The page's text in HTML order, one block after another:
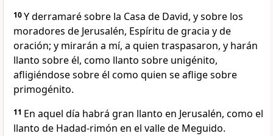
10Y derramaré sobre la Casa de David, y sobre los
moradores de Jerusalén, Espíritu de gracia y de
oración; y mirarán a mí, a quien traspasaron, y harán
llanto sobre él, como llanto sobre unigénito,
afligiéndose sobre él como quien se aflige sobre
primogénito.
11 En aquel día habrá gran llanto en Jerusalén, como el
llanto de Hadad-rimón en el valle de Meguido.